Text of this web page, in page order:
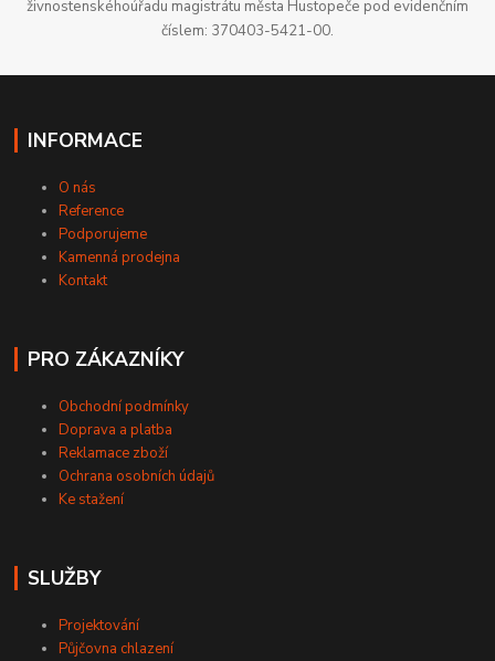
živnostenskéhoúřadu magistrátu města Hustopeče pod evidenčním
číslem: 370403-5421-00.
INFORMACE
O nás
Reference
Podporujeme
Kamenná prodejna
Kontakt
PRO ZÁKAZNÍKY
Obchodní podmínky
Doprava a platba
Reklamace zboží
Ochrana osobních údajů
Ke stažení
SLUŽBY
Projektování
Půjčovna chlazení